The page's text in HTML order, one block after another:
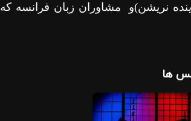
نریشن)و
مشاوران زبان فرانسه که
ها